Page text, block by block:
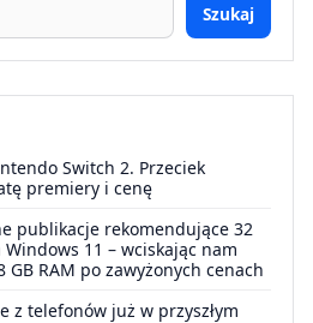
Szukaj
Switch 2. Przeciek
premiery i cenę
publikacje rekomendujące 32
11 – wciskając nam
RAM po zawyżonych cenach
z telefonów już w przyszłym